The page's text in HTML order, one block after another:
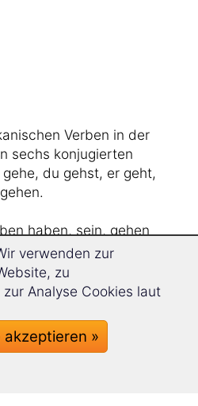
Verben in der
sechs konjugierten
du gehst, er geht,
haben, sein, gehen
die Lösung. Klicken
um die Lösungen
verwenden zur
zu
Analyse Cookies laut
akzeptieren »